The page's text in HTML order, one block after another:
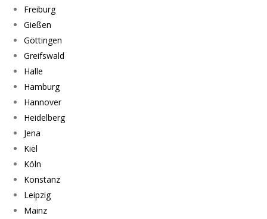
Freiburg
Gießen
Göttingen
Greifswald
Halle
Hamburg
Hannover
Heidelberg
Jena
Kiel
Köln
Konstanz
Leipzig
Mainz